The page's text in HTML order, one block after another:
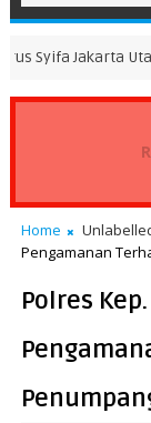
Utara DAERAH
Home
Pengamanan
Polres